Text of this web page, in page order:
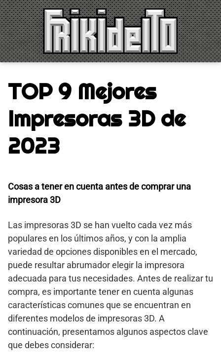
Saltar
al
contenido
TOP 9 Mejores
Impresoras 3D de
2023
Cosas a tener en cuenta antes de comprar una
impresora 3D
Las impresoras 3D se han vuelto cada vez más
populares en los últimos años, y con la amplia
variedad de opciones disponibles en el mercado,
puede resultar abrumador elegir la impresora
adecuada para tus necesidades. Antes de realizar tu
compra, es importante tener en cuenta algunas
características comunes que se encuentran en
diferentes modelos de impresoras 3D. A
continuación, presentamos algunos aspectos clave
que debes considerar: